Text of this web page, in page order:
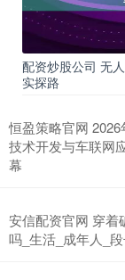
配资炒股公司 无
实探路
恒盈策略官网
技术开发与车联网
幕
安信配资官网 穿着
吗_生活_成年人_